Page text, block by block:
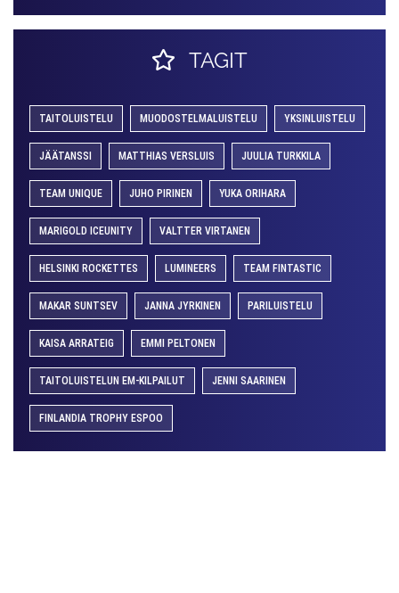
TAGIT
TAITOLUISTELU MUODOSTELMALUISTELU YKSINLUISTELU
JÄÄTANSSI MATTHIAS VERSLUIS JUULIA TURKKILA
TEAM UNIQUE JUHO PIRINEN YUKA ORIHARA
MARIGOLD ICEUNITY VALTTER VIRTANEN
HELSINKI ROCKETTES LUMINEERS TEAM FINTASTIC
MAKAR SUNTSEV JANNA JYRKINEN PARILUISTELU
KAISA ARRATEIG EMMI PELTONEN
TAITOLUISTELUN EM-KILPAILUT JENNI SAARINEN
FINLANDIA TROPHY ESPOO